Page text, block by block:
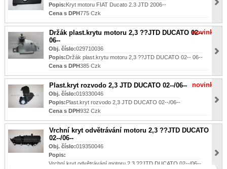
Popis:Kryt motoru FIAT Ducato 2.3 JTD 2006--
Cena s DPH775 Czk
Držák plast.krytu motoru 2,3 ??JTD DUCATO 02--
06--
novinka
Obj. číslo:029710036
Popis:Držák plast.krytu motoru 2,3 ??JTD DUCATO 02-- 06--
Cena s DPH385 Czk
Plast.kryt rozvodo 2,3 JTD DUCATO 02--/06-- novinka
Obj. číslo:019330046
Popis:Plast.kryt rozvodo 2,3 JTD DUCATO 02--/06--
Cena s DPH932 Czk
Vrchní kryt odvětrávání motoru 2,3 ??JTD DUCATO
02--/06--
Obj. číslo:019350046
Popis:
Vrchní kryt odvětrávání motoru 2,3 ??JTD DUCATO 02--/06--